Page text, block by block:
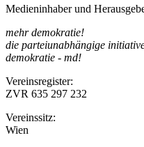
Medieninhaber und
mehr demokratie!
die parteiunabhängige
demokratie - md!
Vereinsregister:
ZVR 635 297 232
Vereinssitz:
Wien